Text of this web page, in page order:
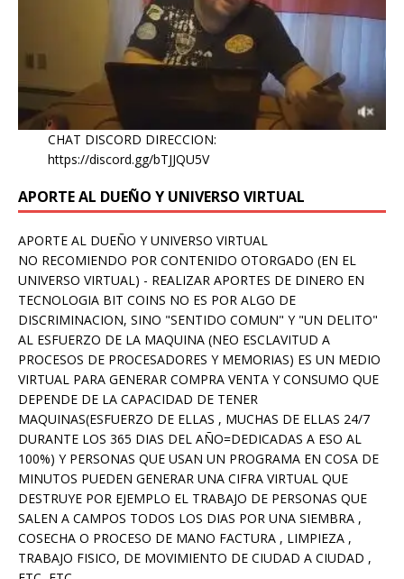
CHAT DISCORD DIRECCION:
https://discord.gg/bTJJQU5V
APORTE AL DUEÑO Y UNIVERSO VIRTUAL
APORTE AL DUEÑO Y UNIVERSO VIRTUAL
NO RECOMIENDO POR CONTENIDO OTORGADO (EN EL
UNIVERSO VIRTUAL) - REALIZAR APORTES DE DINERO EN
TECNOLOGIA BIT COINS NO ES POR ALGO DE
DISCRIMINACION, SINO "SENTIDO COMUN" Y "UN DELITO"
AL ESFUERZO DE LA MAQUINA (NEO ESCLAVITUD A
PROCESOS DE PROCESADORES Y MEMORIAS) ES UN MEDIO
VIRTUAL PARA GENERAR COMPRA VENTA Y CONSUMO QUE
DEPENDE DE LA CAPACIDAD DE TENER
MAQUINAS(ESFUERZO DE ELLAS , MUCHAS DE ELLAS 24/7
DURANTE LOS 365 DIAS DEL AÑO=DEDICADAS A ESO AL
100%) Y PERSONAS QUE USAN UN PROGRAMA EN COSA DE
MINUTOS PUEDEN GENERAR UNA CIFRA VIRTUAL QUE
DESTRUYE POR EJEMPLO EL TRABAJO DE PERSONAS QUE
SALEN A CAMPOS TODOS LOS DIAS POR UNA SIEMBRA ,
COSECHA O PROCESO DE MANO FACTURA , LIMPIEZA ,
TRABAJO FISICO, DE MOVIMIENTO DE CIUDAD A CIUDAD ,